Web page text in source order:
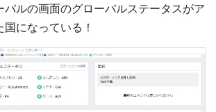
バルの画面のグローバルステータスがア
になっている！